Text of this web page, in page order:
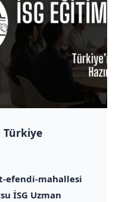
Türkiye
efendi-mahallesi
İSG Uzman